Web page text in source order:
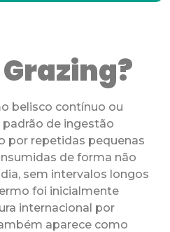
belisco contínuo ou
de ingestão
por repetidas pequenas
de forma não
sem intervalos longos
foi inicialmente
internacional por
aparece como